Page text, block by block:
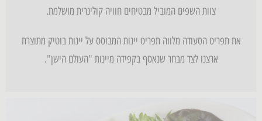
צוות השפים המוביל מבטיחים חוויה קולינרית מושלמת.
את תפריט הסעודה מלווה תפריט יינות המבוסס על יינות בוטיק מתוצרת
ארצנו לצד מבחר שנאסף בקפידה מיינות "העולם הישן".